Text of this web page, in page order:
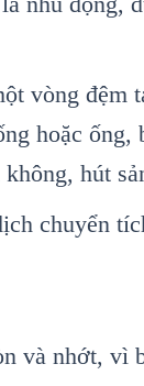
vòng
hoặc
hút
chuyển
và nhớt, vì